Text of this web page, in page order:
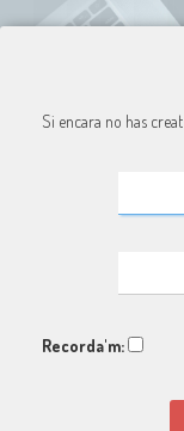
Si encara no has
Recorda'm: